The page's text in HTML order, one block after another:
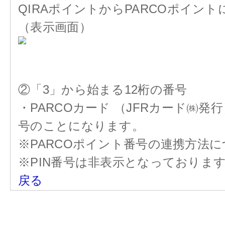
QIRAポイントからPARCOポイン
（表示画面）
②「3」から始まる12桁の番号
・PARCOカード （JFRカード㈱発
号のことになります。
※PARCOポイント番号の連携方法
※PIN番号は非表示となっておりま
戻る